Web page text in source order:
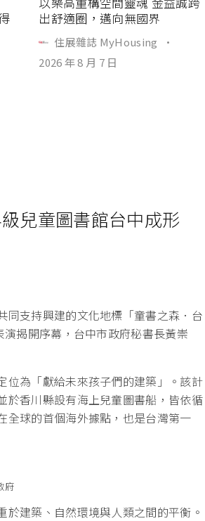
出舒適圈，邁向無國界
住展雜誌 MyHousing
·
2026 年 8 月 7 日
兒童圖書館台中成形
同支持興建的文化地標「童書之森．台
揭開序幕，台中市政府秘書長黃崇
位為「獻給未來孩子們的建築」。該計
於香川縣設有海上兒童圖書船，皆依循
全球的首個海外據點，也是台灣第一
府
建築、自然環境與人類之間的平衡。